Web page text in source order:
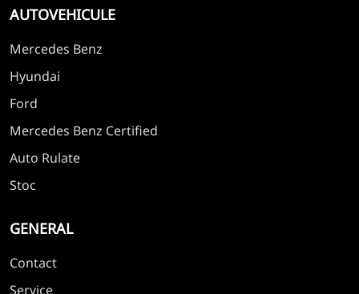
AUTOVEHICULE
Mercedes Benz
Hyundai
Ford
Mercedes Benz Certified
Auto Rulate
Stoc
GENERAL
Contact
Service